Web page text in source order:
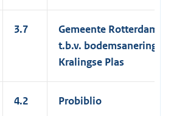
3.7
Gemeente Rotterdam
t.b.v. bodemsanering
Kralingse Plas
4.2 Probiblio